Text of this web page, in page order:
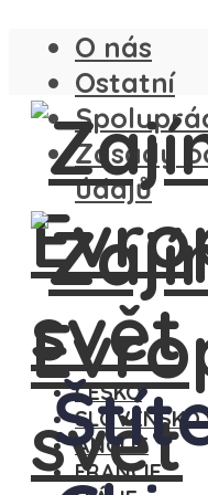
O nás
Ostatní
Zásady
údajů
ČESKO
SLOVENSKO
ANGLIE
FRANCIE